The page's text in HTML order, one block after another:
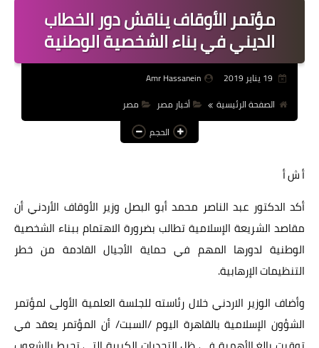
منوعات
فعاليات
صحة
تكنولوجيا
عالم المرأة
أخبار مصر
أخبار عربية
أخبار النجوم
مؤتمر الأوقاف يناقش دور الخطاب
الديني في بناء الشخصية الوطنية
Amr Hassanein
الصفحة الرئيسية
أخبار مصر
مصر
الحجم
أ ش أ
أكد الدكتور عبد الناصر محمد أبو البصل وزير الأوقاف الأردني أن
مقاصد الشريعة الإسلامية تطالب بضرورة الاهتمام ببناء الشخصية
الوطنية لدورها المهم في حماية الأجيال القادمة من خطر
التنظيمات الإرهابية.
وأضاف الوزير الاردني خلال رئاسته للجلسة العلمية الأولى لمؤتمر
الشؤون الإسلامية بالقاهرة اليوم /السبت/ أن المؤتمر يعقد في